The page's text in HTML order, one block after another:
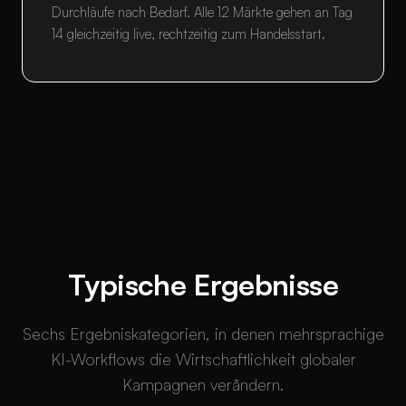
Durchläufe nach Bedarf. Alle 12 Märkte gehen an Tag
14 gleichzeitig live, rechtzeitig zum Handelsstart.
Typische Ergebnisse
Sechs Ergebniskategorien, in denen mehrsprachige
KI-Workflows die Wirtschaftlichkeit globaler
Kampagnen verändern.